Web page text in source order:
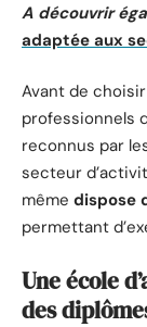
A découvrir
adaptée aux
Avant de
professionnels
reconnus par
secteur
même dispose
permettant
Une école
des